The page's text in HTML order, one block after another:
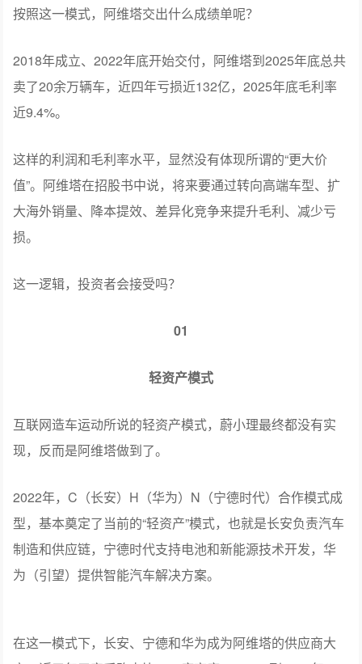
按照这一模式，阿维塔交出什么成绩单呢？
2018年成立、2022年底开始交付，阿维塔到2025年底总共
卖了20余万辆车，近四年亏损近132亿，2025年底毛利率
近9.4%。
这样的利润和毛利率水平，显然没有体现所谓的“更大价
值”。阿维塔在招股书中说，将来要通过转向高端车型、扩
大海外销量、降本提效、差异化竞争来提升毛利、减少亏
损。
这一逻辑，投资者会接受吗？
01
轻资产模式
互联网造车运动所说的轻资产模式，蔚小理最终都没有实
现，反而是阿维塔做到了。
2022年，C（长安）H（华为）N（宁德时代）合作模式成
型，基本奠定了当前的“轻资产”模式，也就是长安负责汽车
制造和供应链，宁德时代支持电池和新能源技术开发，华
为（引望）提供智能汽车解决方案。